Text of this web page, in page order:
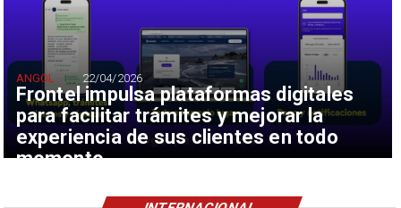
Frontel impulsa plataformas digitales
para facilitar trámites y mejorar la
experiencia de sus clientes en todo
momento
ANGOL 22/04/2026